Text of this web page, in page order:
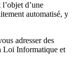
d’une
automatisé, y
adresser des
Loi Informatique et